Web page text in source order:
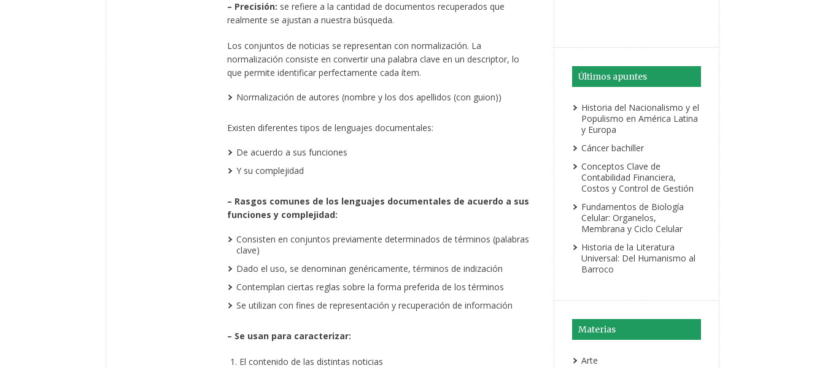
– Precisión: se refiere a la cantidad de documentos recuperados que
realmente se ajustan a nuestra búsqueda.
Los conjuntos de noticias se representan con normalización. La
normalización consiste en convertir una palabra clave en un descriptor, lo
que permite identificar perfectamente cada ítem.
Normalización de autores (nombre y los dos apellidos (con guion))
Existen diferentes tipos de lenguajes documentales:
De acuerdo a sus funciones
Y su complejidad
– Rasgos comunes de los lenguajes documentales de acuerdo a sus
funciones y complejidad:
Consisten en conjuntos previamente determinados de términos (palabras
clave)
Dado el uso, se denominan genéricamente, términos de indización
Contemplan ciertas reglas sobre la forma preferida de los términos
Se utilizan con fines de representación y recuperación de información
– Se usan para caracterizar:
El contenido de las distintas noticias
Últimos apuntes
Historia del Nacionalismo y el
Populismo en América Latina
y Europa
Cáncer bachiller
Conceptos Clave de
Contabilidad Financiera,
Costos y Control de Gestión
Fundamentos de Biología
Celular: Organelos,
Membrana y Ciclo Celular
Historia de la Literatura
Universal: Del Humanismo al
Barroco
Materias
Arte